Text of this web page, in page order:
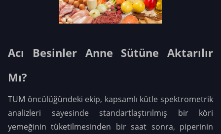
Acı Besinler Anne Sütüne Aktarılır
Mı?
TUM öncülüğündeki ekip, kapsamlı kütle spektrometrik
analizleri sayesinde standartlaştırılmış bir köri
yemeğinin tüketilmesinden bir saat sonra, piperinin